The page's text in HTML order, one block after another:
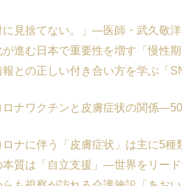
に見捨てない。」―医師・武久敬
が進む日本で重要性を増す「慢性
報との正しい付き合い方を学ぶ「
ロナワクチンと皮膚症状の関係
ロナに伴う「皮膚症状」は主に5
本質は「自立支援」―世界をリー